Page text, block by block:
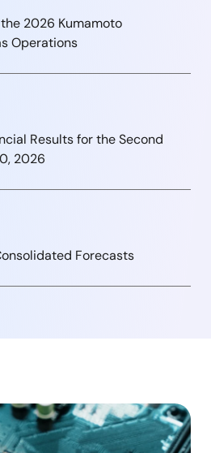
2026 Kumamoto
Operations
Results for the Second
2026
Forecasts